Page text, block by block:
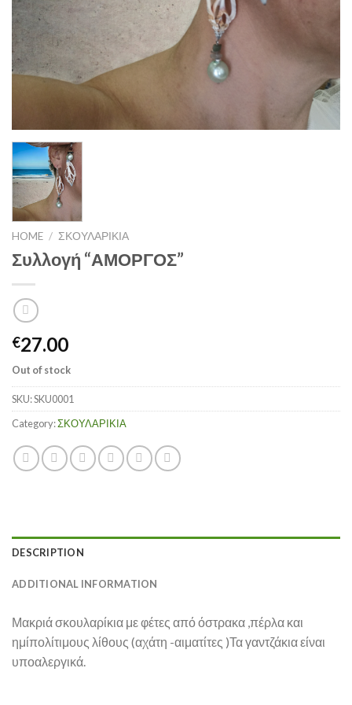
HOME / ΣΚΟΥΛΑΡΙΚΙΑ
Συλλογή “ΑΜΟΡΓΟΣ”
€27.00
Out of stock
SKU:SKU0001
Category:ΣΚΟΥΛΑΡΙΚΙΑ
DESCRIPTION
ADDITIONAL INFORMATION
Μακριά σκουλαρίκια με φέτες από όστρακα ,πέρλα και
ημίπολίτιμους λίθους (αχάτη -αιματίτες )Τα γαντζάκια είναι
υποαλεργικά.